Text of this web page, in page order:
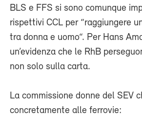
BLS e FFS si sono comunque
rispettivi CCL per “raggiungere
tra donna e uomo“. Per Hans
un’evidenza che le RhB
non solo sulla carta.
La commissione donne del SEV
concretamente alle ferrovie: